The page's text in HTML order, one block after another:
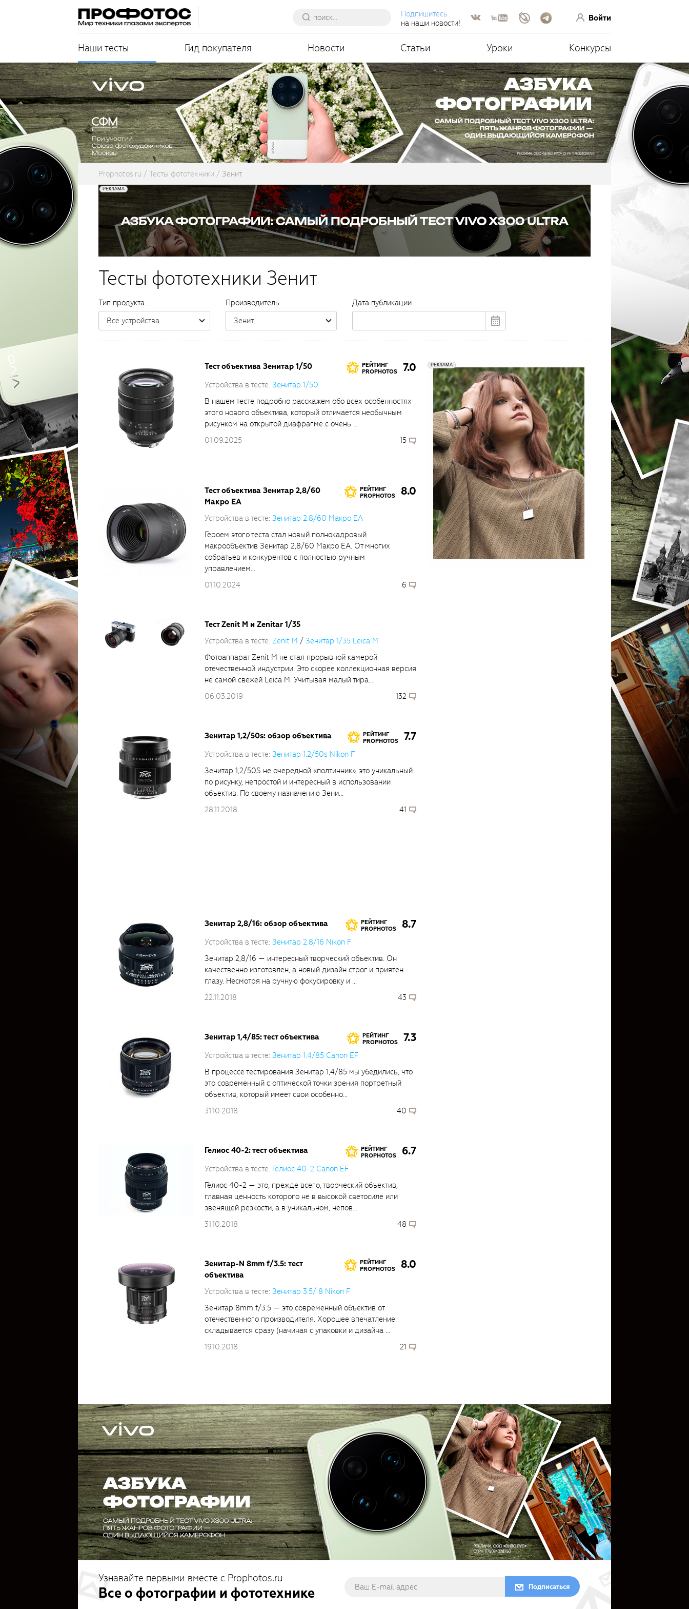
Подпишитесь
на наши новости!
Войти
Наши тесты Гид покупателя Новости Статьи Уроки Конкурсы
Prophotos.ru Тесты фототехники Зенит
Тесты фототехники Зенит
Тип продукта
Все устройства
Производитель
Зенит
Дата публикации
Тест объектива Зенитар 1/50
РЕЙТИНГ
PROPHOTOS
7.0
Устройства в тесте: Зенитар 1/50
В нашем тесте подробно расскажем обо всех особенностях
этого нового объектива, который отличается необычным
рисунком на открытой диафрагме с очень ...
01.09.2025
15
Тест объектива Зенитар 2,8/60
Макро ЕА
РЕЙТИНГ
PROPHOTOS
8.0
Устройства в тесте: Зенитар 2.8/60 Макро ЕА
Героем этого теста стал новый полнокадровый
макрообъектив Зенитар 2,8/60 Макро ЕА. От многих
собратьев и конкурентов с полностью ручным
управлением...
01.10.2024
6
Тест Zenit M и Zenitar 1/35
Устройства в тесте: Zenit M / Зенитар 1/35 Leica M
Фотоаппарат Zenit M не стал прорывной камерой
отечественной индустрии. Это скорее коллекционная версия
не самой свежей Leica M. Учитывая малый тира...
06.03.2019
132
Зенитар 1,2/50s: обзор объектива
РЕЙТИНГ
PROPHOTOS
7.7
Устройства в тесте: Зенитар 1.2/50s Nikon F
Зенитар 1,2/50S не очередной «полтинник», это уникальный
по рисунку, непростой и интересный в использовании
объектив. По своему назначению Зени...
28.11.2018
41
Зенитар 2,8/16: обзор объектива
РЕЙТИНГ
PROPHOTOS
8.7
Устройства в тесте: Зенитар 2.8/16 Nikon F
Зенитар 2,8/16 — интересный творческий объектив. Он
качественно изготовлен, а новый дизайн строг и приятен
глазу. Несмотря на ручную фокусировку и ...
22.11.2018
43
Зенитар 1,4/85: тест объектива
РЕЙТИНГ
PROPHOTOS
7.3
Устройства в тесте: Зенитар 1.4/85 Canon EF
В процессе тестирования Зенитар 1,4/85 мы убедились, что
это современный с оптической точки зрения портретный
объектив, который имеет свои особенно...
31.10.2018
40
Гелиос 40-2: тест объектива
РЕЙТИНГ
PROPHOTOS
6.7
Устройства в тесте: Гелиос 40-2 Canon EF
Гелиос 40-2 — это, прежде всего, творческий объектив,
главная ценность которого не в высокой светосиле или
звенящей резкости, а в уникальном, непов...
31.10.2018
48
Зенитар-N 8mm f/3.5: тест
объектива
РЕЙТИНГ
PROPHOTOS
8.0
Устройства в тесте: Зенитар 3.5/ 8 Nikon F
Зенитар 8mm f/3.5 — это современный объектив от
отечественного производителя. Хорошее впечатление
складывается сразу (начиная с упаковки и дизайна ...
19.10.2018
21
Узнавайте первыми вместе с Prophotos.ru
Все о фотографии и фототехнике Подписаться